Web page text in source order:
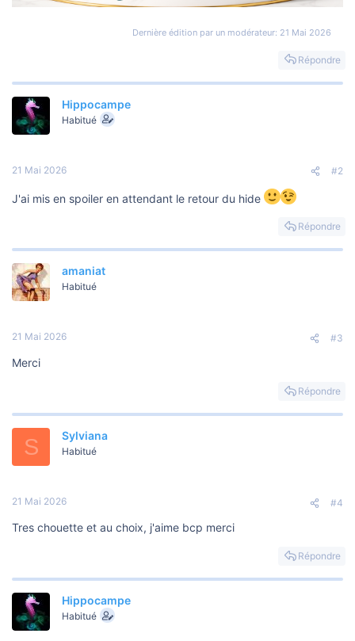
Dernière édition par un modérateur: 21 Mai 2026
Répondre
Hippocampe
Habitué
21 Mai 2026 #2
J'ai mis en spoiler en attendant le retour du hide
Répondre
amaniat
Habitué
21 Mai 2026 #3
Merci
Répondre
S Sylviana
Habitué
21 Mai 2026 #4
Tres chouette et au choix, j'aime bcp merci
Répondre
Hippocampe
Habitué